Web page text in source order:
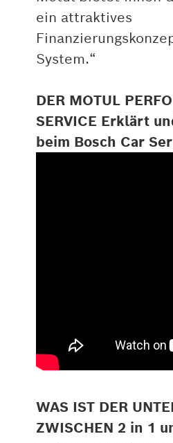
ein attraktives
System.“
DER MOTUL
SERVICE Erklärt
beim Bosch Car
WAS IST DER
ZWISCHEN 2 in 1